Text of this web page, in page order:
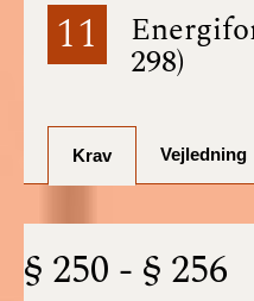
11 298)
BR18 (Aktuelt)
BR18 (1/7-31/12
BR18 (1/1-30/6
2024)
Krav Vejledning
§ 250 - § 256